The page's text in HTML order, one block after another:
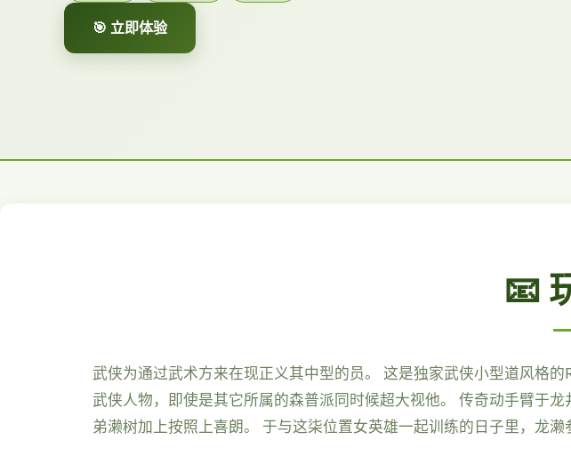
🎯 立即体验
📧
武侠为通过武术方来在现正义其中型的员。 这是独家武侠小型道风格
武侠人物，即使是其它所属的森普派同时候超大视他。 传奇动手臂于
弟濑树加上按照上喜朗。 于与这柒位置女英雄一起训练的日子里，龙濑